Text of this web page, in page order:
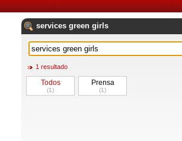
services green girls
1 resultado
Todos
(1)
Prensa
(1)